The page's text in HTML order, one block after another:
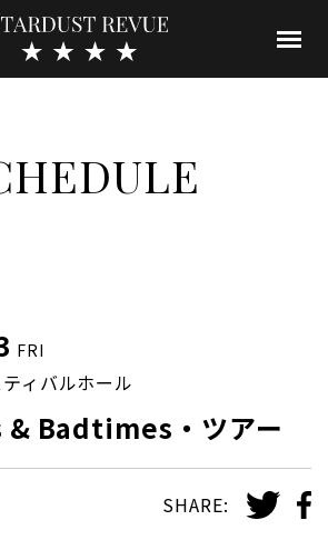
FRI
ィバルホール
Badtimes・ツアー
SHARE: